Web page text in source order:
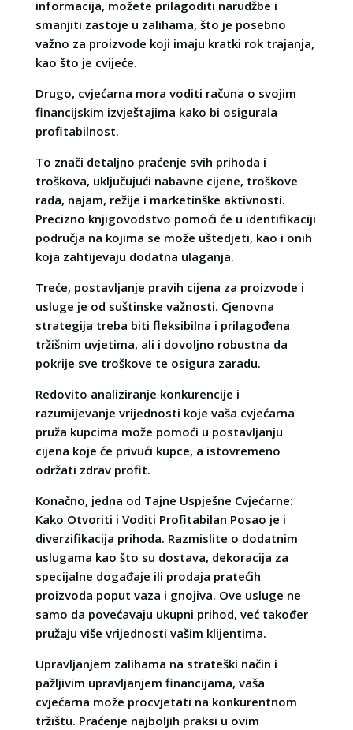
informacija, možete prilagoditi narudžbe i
smanjiti zastoje u zalihama, što je posebno
važno za proizvode koji imaju kratki rok trajanja,
kao što je cvijeće.
Drugo, cvjećarna mora voditi računa o svojim
financijskim izvještajima kako bi osigurala
profitabilnost.
To znači detaljno praćenje svih prihoda i
troškova, uključujući nabavne cijene, troškove
rada, najam, režije i marketinške aktivnosti.
Precizno knjigovodstvo pomoći će u identifikaciji
područja na kojima se može uštedjeti, kao i onih
koja zahtijevaju dodatna ulaganja.
Treće, postavljanje pravih cijena za proizvode i
usluge je od suštinske važnosti. Cjenovna
strategija treba biti fleksibilna i prilagođena
tržišnim uvjetima, ali i dovoljno robustna da
pokrije sve troškove te osigura zaradu.
Redovito analiziranje konkurencije i
razumijevanje vrijednosti koje vaša cvjećarna
pruža kupcima može pomoći u postavljanju
cijena koje će privući kupce, a istovremeno
održati zdrav profit.
Konačno, jedna od Tajne Uspješne Cvjećarne:
Kako Otvoriti i Voditi Profitabilan Posao je i
diverzifikacija prihoda. Razmislite o dodatnim
uslugama kao što su dostava, dekoracija za
specijalne događaje ili prodaja pratećih
proizvoda poput vaza i gnojiva. Ove usluge ne
samo da povećavaju ukupni prihod, već također
pružaju više vrijednosti vašim klijentima.
Upravljanjem zalihama na strateški način i
pažljivim upravljanjem financijama, vaša
cvjećarna može procvjetati na konkurentnom
tržištu. Praćenje najboljih praksi u ovim